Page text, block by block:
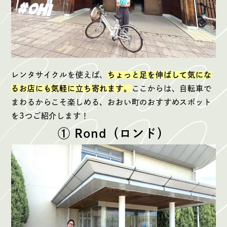
レンタサイクルを使えば、 ちょっと足を伸ばして気にな
るお店にも気軽に立ち寄れます。
ここからは、自転車で
まわるからこそ楽しめる、おおい町のおすすめスポット
を3つご紹介します！
① Rond（ロンド）